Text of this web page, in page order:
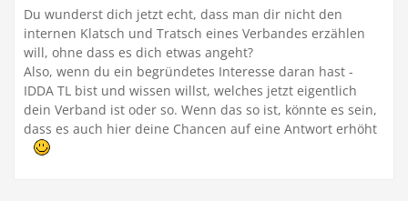
Du wunderst dich jetzt echt, dass man dir nicht den
internen Klatsch und Tratsch eines Verbandes erzählen
will, ohne dass es dich etwas angeht?
Also, wenn du ein begründetes Interesse daran hast -
IDDA TL bist und wissen willst, welches jetzt eigentlich
dein Verband ist oder so. Wenn das so ist, könnte es sein,
dass es auch hier deine Chancen auf eine Antwort erhöht